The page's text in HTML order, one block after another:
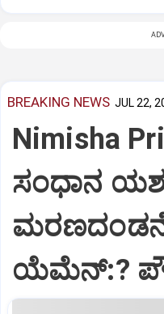
BREAKING NEWS JUL 22,
Nimisha
ಸಂಧಾನ
ಮರಣದಂಡನೆ
ಯೆಮೆನ್:?